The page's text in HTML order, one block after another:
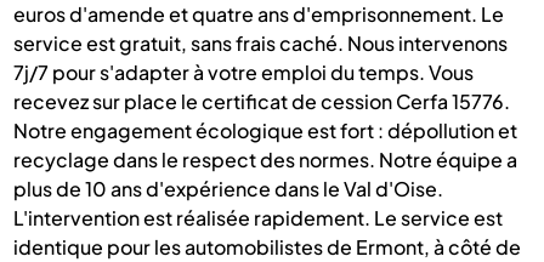
euros d'amende et quatre ans d'emprisonnement. Le
service est gratuit, sans frais caché. Nous intervenons
7j/7 pour s'adapter à votre emploi du temps. Vous
recevez sur place le certificat de cession Cerfa 15776.
Notre engagement écologique est fort : dépollution et
recyclage dans le respect des normes. Notre équipe a
plus de 10 ans d'expérience dans le Val d'Oise.
L'intervention est réalisée rapidement. Le service est
identique pour les automobilistes de Ermont, à côté de